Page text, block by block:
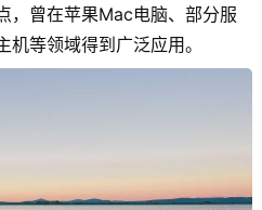
，曾在苹果Mac电脑、部分服
等领域得到广泛应用。